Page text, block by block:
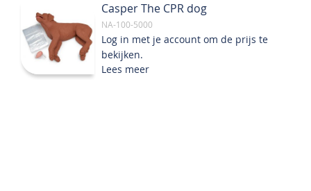
sorteren
Casper The CPR dog
NA-100-5000
Log in met je account om de prijs te
bekijken.
Lees meer